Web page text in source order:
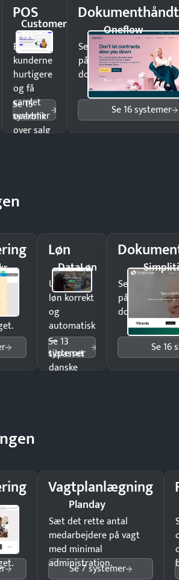
POS
Customer
1st
Ekspedér
kunderne
hurtigere
og få
samlet
overblik
over salg
Se 15
systemer
Oneflow
Send kontrakter til
på minutter og mist
dokumenter.
Se 16 systemer
Løn
DataLøn
Udbetal
løn korrekt
og
automatisk
—
tilpasset
danske
Se 13
systemer
Send
på minutter
dokumenter.
Se 16
Vagtplanlægning
Planday
Sæt det rette antal
medarbejdere på vagt
med minimal
administration.
Se 7 systemer